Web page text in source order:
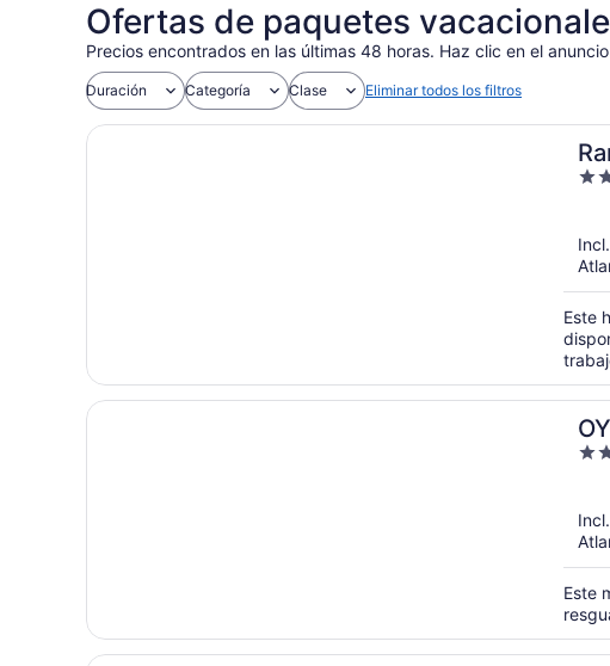
Ofertas de paquetes
Precios encontrados en las últimas 48 horas. Haz clic en el
Duración Categoría Clase Eliminar todos los filtros
3
5
Este
2
5
Este